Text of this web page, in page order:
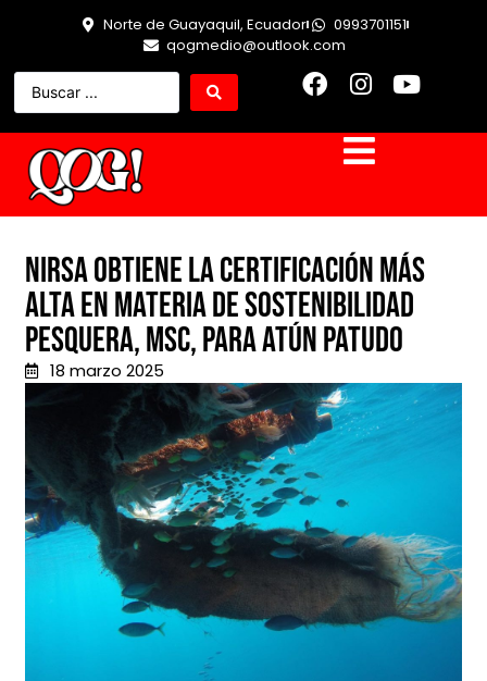
Norte de Guayaquil, Ecuador
0993701151
qogmedio@outlook.com
NIRSA obtiene la certificación más
alta en materia de sostenibilidad
pesquera, MSC, para atún Patudo
18 marzo 2025